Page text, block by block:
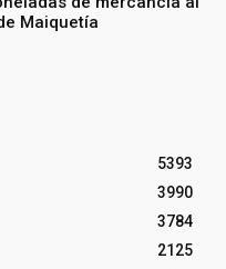
Maiquetía
5393
3990
3784
2125